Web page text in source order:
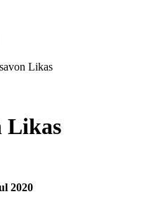
Likas
Likas
2020